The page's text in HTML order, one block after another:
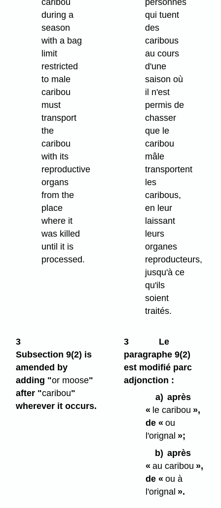
caribou
during a
season
with a bag
limit
restricted
to male
caribou
must
transport
the
caribou
with its
reproductive
organs
from the
place
where it
was killed
until it is
processed.
personnes
qui tuent
des
caribous
au cours
d'une
saison où
il n'est
permis de
chasser
que le
caribou
mâle
transportent
les
caribous,
en leur
laissant
leurs
organes
reproducteurs,
jusqu'à ce
qu'ils
soient
traités.
3
Subsection 9(2) is
amended by
adding "or moose"
after "caribou"
wherever it occurs.
3
Le
paragraphe 9(2)
est modifié parc
adjonction :
a) après
« le caribou »,
de «ou
l'orignal »;
b) après
«au caribou »,
de «ou à
l'orignal ».